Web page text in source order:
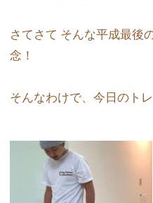
さてさて そんな平成最後
念！
そんなわけで、今日のト